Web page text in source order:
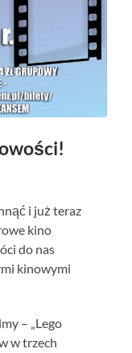
i już teraz
kino
do nas
kinowymi
– „Lego
w trzech